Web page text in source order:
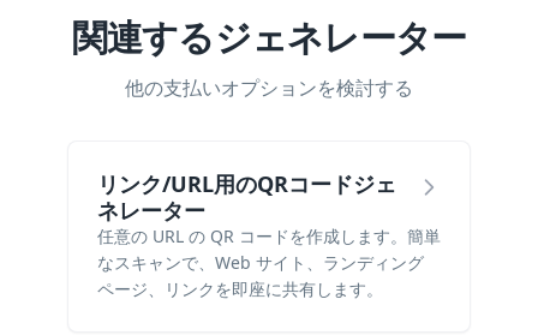
関連するジェネレーター
他の支払いオプションを検討する
リンク/URL用のQRコードジェ
ネレーター
任意の URL の QR コードを作成します。簡単
なスキャンで、Web サイト、ランディング
ページ、リンクを即座に共有します。